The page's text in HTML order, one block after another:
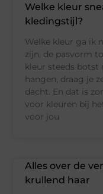
Welke kleur
kledingstijl?
Welke kleur ga ik
zijn, de pasvorm
kleur steeds botst
hangen, draag je
dacht. En dat is
voor kleuren bij
voor jou
Alles over de
krullend haar